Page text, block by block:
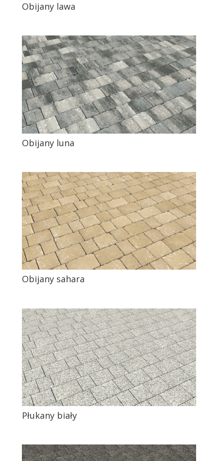
Obijany lawa
Obijany luna
Obijany sahara
Płukany biały